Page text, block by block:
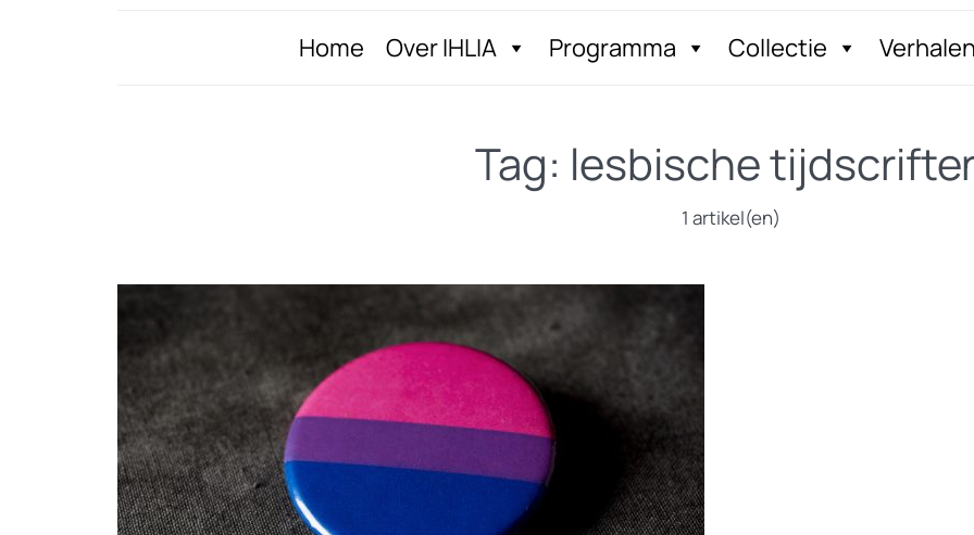
Home Over IHLIA Programma Collectie
Tag: lesbische
1 artikel(en)